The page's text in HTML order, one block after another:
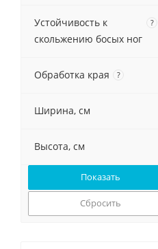
Устойчивость к
скольжению босых ног
?
Обработка края ?
Ширина, см
Высота, см
Сбросить